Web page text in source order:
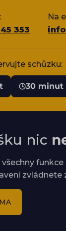
353
Na
schůzku:
30 minut
nic
zvládnete